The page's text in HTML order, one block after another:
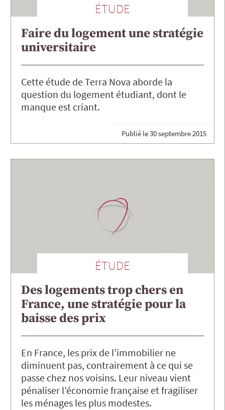
ÉTUDE
Faire du logement une stratégie
universitaire
Cette étude de Terra Nova aborde la
question du logement étudiant, dont le
manque est criant.
Publié le30 septembre 2015
ÉTUDE
Des logements trop chers en
France, une stratégie pour la
baisse des prix
En France, les prix de l’immobilier ne
diminuent pas, contrairement à ce qui se
passe chez nos voisins. Leur niveau vient
pénaliser l’économie française et fragiliser
les ménages les plus modestes.